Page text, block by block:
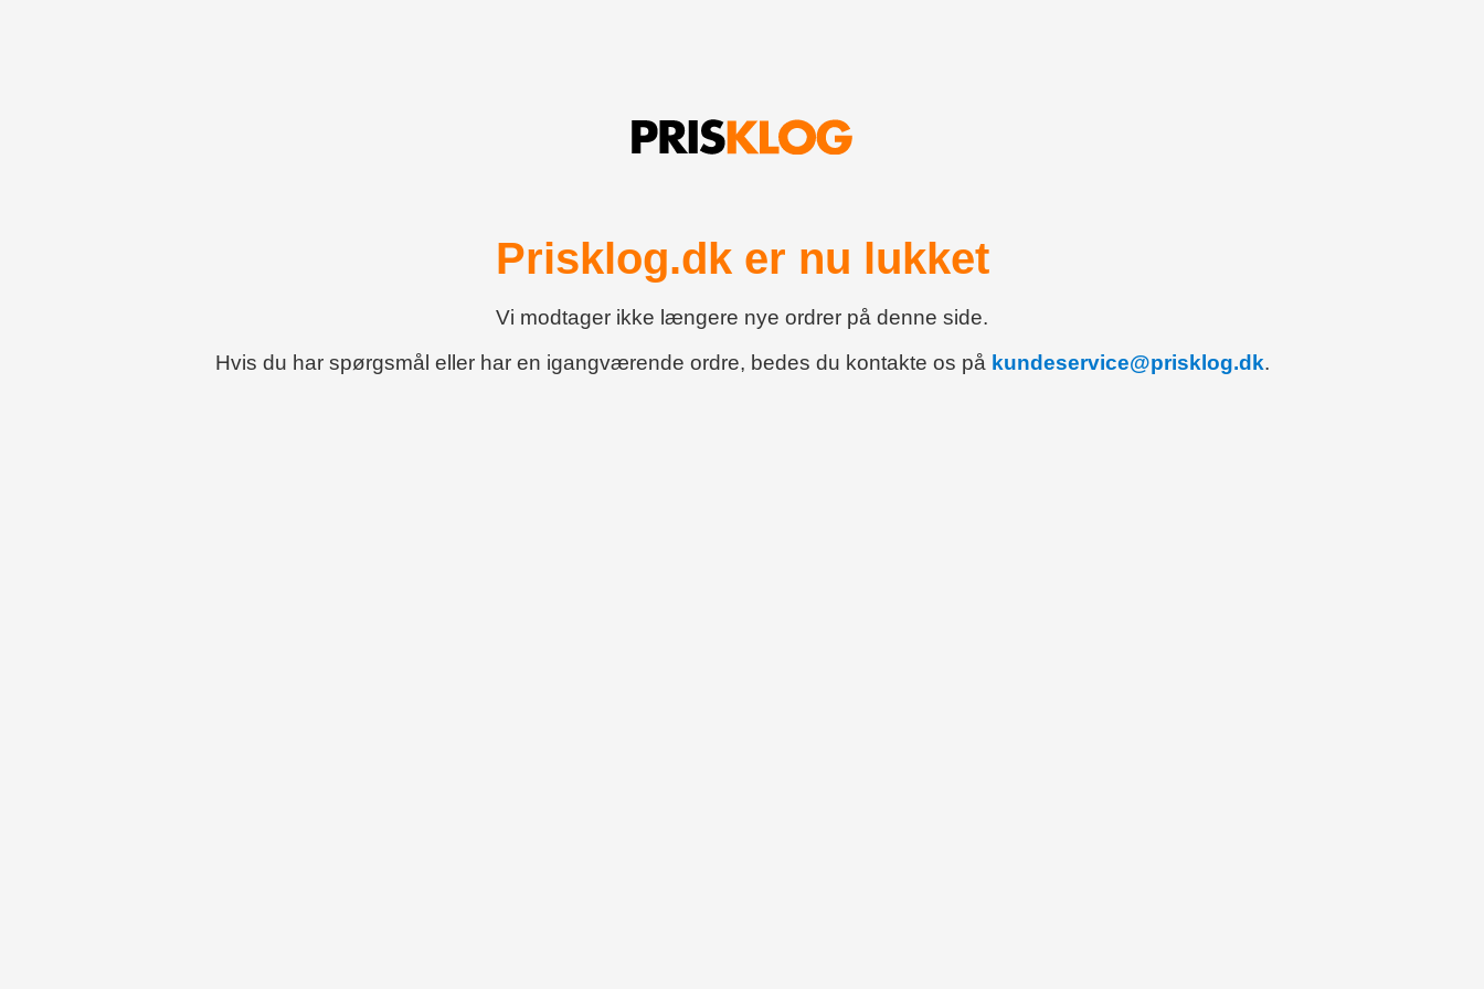
Prisklog.dk er nu lukket
Vi modtager ikke længere nye ordrer på denne side.
Hvis du har spørgsmål eller har en igangværende ordre, bedes du kontakte os på kundeservice@prisklog.dk.